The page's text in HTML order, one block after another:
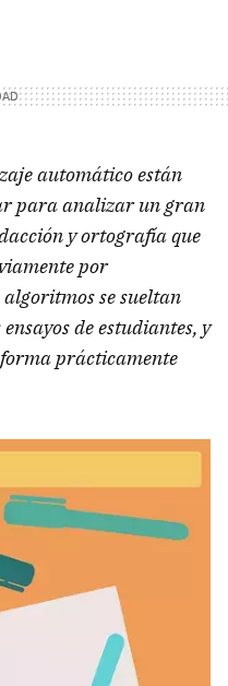
automático están
para analizar un gran
y ortografía que
por
se sueltan
de estudiantes, y
forma prácticamente